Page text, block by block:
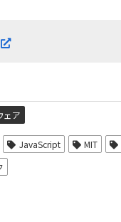
ェア
JavaScript MIT